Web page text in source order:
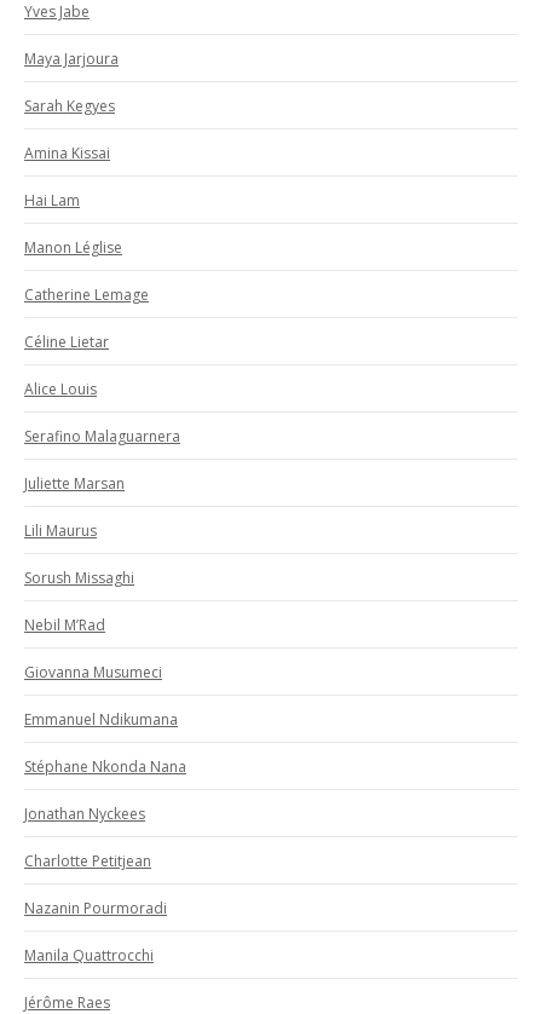
Yves Jabe
Maya Jarjoura
Sarah Kegyes
Amina Kissai
Hai Lam
Manon Léglise
Catherine Lemage
Céline Lietar
Alice Louis
Serafino Malaguarnera
Juliette Marsan
Lili Maurus
Sorush Missaghi
Nebil M’Rad
Giovanna Musumeci
Emmanuel Ndikumana
Stéphane Nkonda Nana
Jonathan Nyckees
Charlotte Petitjean
Nazanin Pourmoradi
Manila Quattrocchi
Jérôme Raes